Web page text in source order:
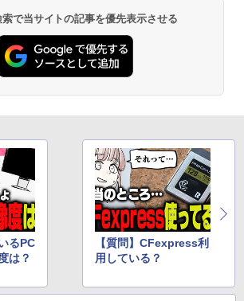
で当サイトの記事を優先表示させる
るPC
は？
【質問】CFexpress利
用している？